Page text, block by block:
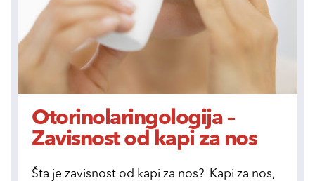
Otorinolaringologija –
Zavisnost od kapi za nos
Šta je zavisnost od kapi za nos? Kapi za nos,